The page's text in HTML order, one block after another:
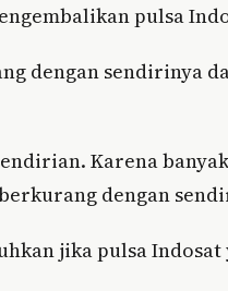
pulsa
dengan sendirinya
Karena
dengan
jika pulsa